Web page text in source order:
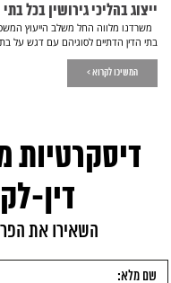
ייצוג בהליכי גירושין בכל
משרדנו מלווה החל משלב הייעוץ
בתי הדין הדתיים לסוגיהם עם דגש על
המשיכו לקרוא >
דיסקרטיות
דין-
השאירו את